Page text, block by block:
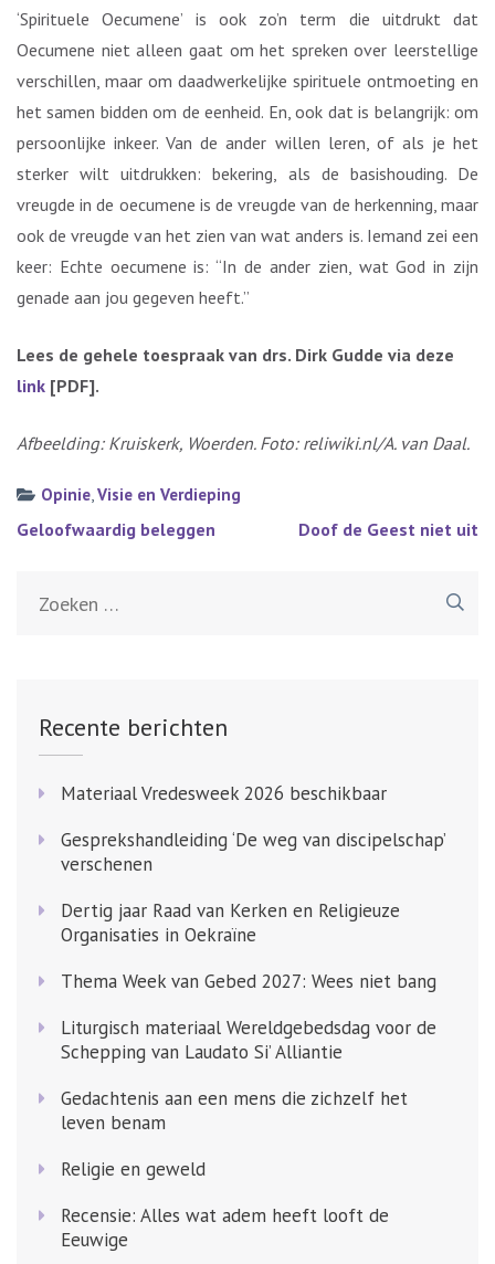
‘Spirituele Oecumene’ is ook zo’n term die uitdrukt dat
Oecumene niet alleen gaat om het spreken over leerstellige
verschillen, maar om daadwerkelijke spirituele ontmoeting en
het samen bidden om de eenheid. En, ook dat is belangrijk: om
persoonlijke inkeer. Van de ander willen leren, of als je het
sterker wilt uitdrukken: bekering, als de basishouding. De
vreugde in de oecumene is de vreugde van de herkenning, maar
ook de vreugde van het zien van wat anders is. Iemand zei een
keer: Echte oecumene is: “In de ander zien, wat God in zijn
genade aan jou gegeven heeft.”
Lees de gehele toespraak van drs. Dirk Gudde via deze
link [PDF].
Afbeelding: Kruiskerk, Woerden. Foto: reliwiki.nl/A. van Daal.
Opinie,Visie en Verdieping
Bericht
Geloofwaardig beleggen Doof de Geest niet uit
Recente berichten
Materiaal Vredesweek 2026 beschikbaar
Gesprekshandleiding ‘De weg van discipelschap’
verschenen
Dertig jaar Raad van Kerken en Religieuze
Organisaties in Oekraïne
Thema Week van Gebed 2027: Wees niet bang
Liturgisch materiaal Wereldgebedsdag voor de
Schepping van Laudato Si’ Alliantie
Gedachtenis aan een mens die zichzelf het
leven benam
Religie en geweld
Recensie: Alles wat adem heeft looft de
Eeuwige